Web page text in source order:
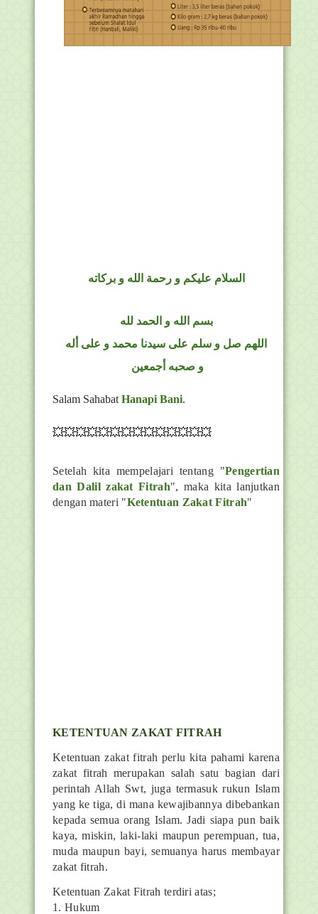
السلام عليكم و رحمة الله و بركاته
بسم الله و الحمد لله
اللهم صل و سلم على سيدنا محمد و على أله
و صحبه أجمعين
Salam Sahabat Hanapi Bani.
💥💥💥💥💥💥💥💥💥💥💥💥💥💥
Setelah kita mempelajari tentang "Pengertian
dan Dalil zakat Fitrah", maka kita lanjutkan
dengan materi "Ketentuan Zakat Fitrah"
KETENTUAN ZAKAT FITRAH
Ketentuan zakat fitrah perlu kita pahami karena
zakat fitrah merupakan salah satu bagian dari
perintah Allah Swt, juga termasuk rukun Islam
yang ke tiga, di mana kewajibannya dibebankan
kepada semua orang Islam. Jadi siapa pun baik
kaya, miskin, laki-laki maupun perempuan, tua,
muda maupun bayi, semuanya harus membayar
zakat fitrah.
Ketentuan Zakat Fitrah terdiri atas;
1. Hukum